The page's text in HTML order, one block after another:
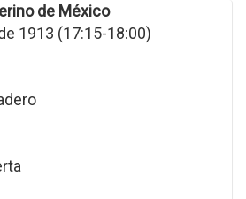
de México
1913 (17:15-18:00)